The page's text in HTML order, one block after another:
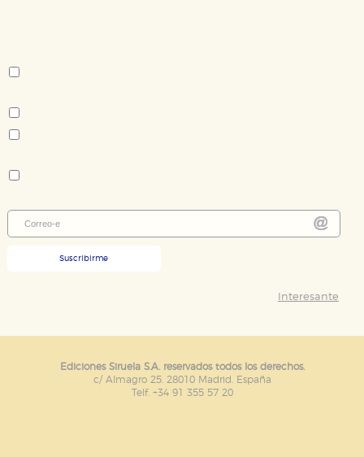
Suscribirme
Interesante
Ediciones Siruela S.A. reservados todos los derechos.
c/ Almagro 25. 28010 Madrid. España
Telf. +34 91 355 57 20